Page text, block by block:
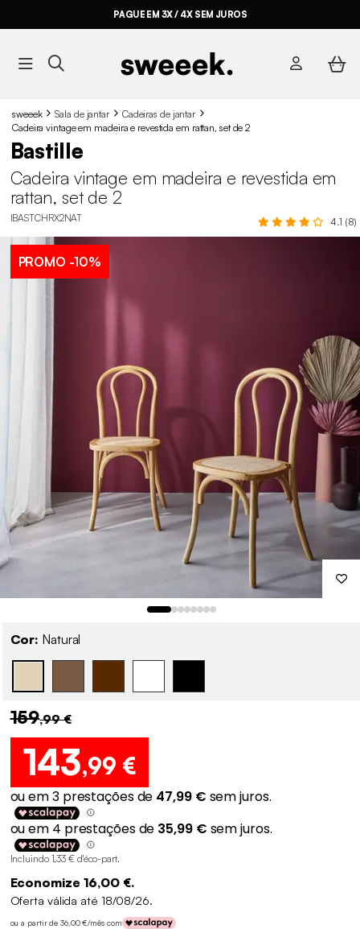
PAGUE EM 3X / 4X SEM JUROS
sweeek Sala de jantar
Cadeiras de jantar
Cadeira vintage em madeira e revestida em rattan, set de 2
Bastille
Cadeira vintage em madeira e revestida em
rattan, set de 2
IBASTCHRX2NAT 4.1 (8)
PROMO -10%
Cor: Natural
159,99 €
143,99 €
Incluindo 1,33 € d'éco-part.
Economize 16,00 €.
Oferta válida até 18/08/26.
ou a partir de 36,00 €/mês com